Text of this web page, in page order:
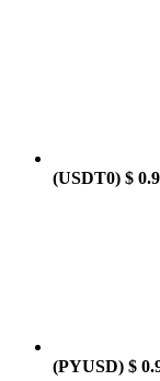
(USDT0) $
(PYUSD) $